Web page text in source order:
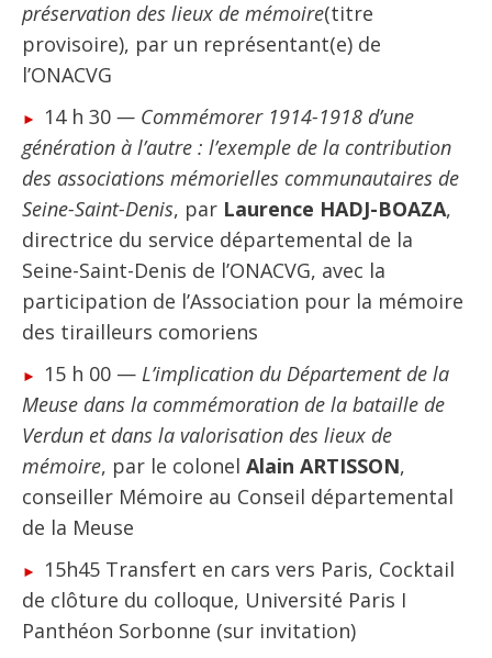
préservation des lieux de mémoire(titre
provisoire), par un représentant(e) de
l’ONACVG
14 h 30 — Commémorer 1914-1918 d’une
génération à l’autre : l’exemple de la contribution
des associations mémorielles communautaires de
Seine-Saint-Denis, par Laurence HADJ-BOAZA,
directrice du service départemental de la
Seine-Saint-Denis de l’ONACVG, avec la
participation de l’Association pour la mémoire
des tirailleurs comoriens
15 h 00 — L’implication du Département de la
Meuse dans la commémoration de la bataille de
Verdun et dans la valorisation des lieux de
mémoire, par le colonel Alain ARTISSON,
conseiller Mémoire au Conseil départemental
de la Meuse
15h45 Transfert en cars vers Paris, Cocktail
de clôture du colloque, Université Paris I
Panthéon Sorbonne (sur invitation)